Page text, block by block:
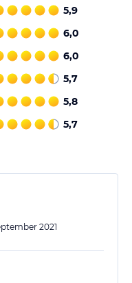
5,9
6,0
6,0
5,7
5,8
5,7
2021